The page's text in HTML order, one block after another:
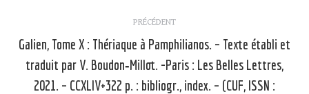
article
PRÉCÉDENT
Article
Galien, Tome X : Thériaque à Pamphilianos. – Texte établi et
traduit par V. Boudon‑Millot. -Paris : Les Belles Lettres,
2021. – CCXLIV+322 p. : bibliogr., index. – (CUF, ISSN :